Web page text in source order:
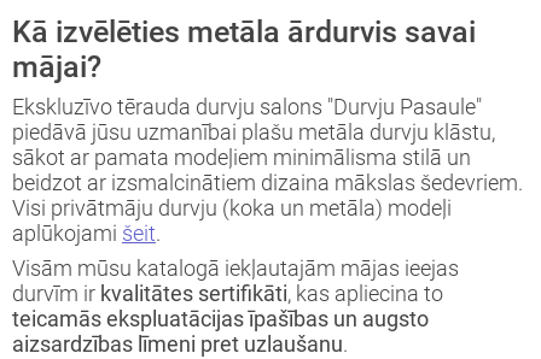
Kā izvēlēties metāla ārdurvis savai
mājai?
Ekskluzīvo tērauda durvju salons "Durvju Pasaule"
piedāvā jūsu uzmanībai plašu metāla durvju klāstu,
sākot ar pamata modeļiem minimālisma stilā un
beidzot ar izsmalcinātiem dizaina mākslas šedevriem.
Visi privātmāju durvju (koka un metāla) modeļi
aplūkojami šeit.
Visām mūsu katalogā iekļautajām mājas ieejas
durvīm ir kvalitātes sertifikāti, kas apliecina to
teicamās ekspluatācijas īpašības un augsto
aizsardzības līmeni pret uzlaušanu.
durvis
izpildījuma durvis
kolekcija
durvis
durvis
durvis (durvis-grāmatiņa)